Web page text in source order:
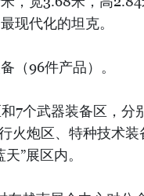
现代化的坦克。
（96件产品）。
7个武器装备区，分
火炮区、特种技术装
”展区内。